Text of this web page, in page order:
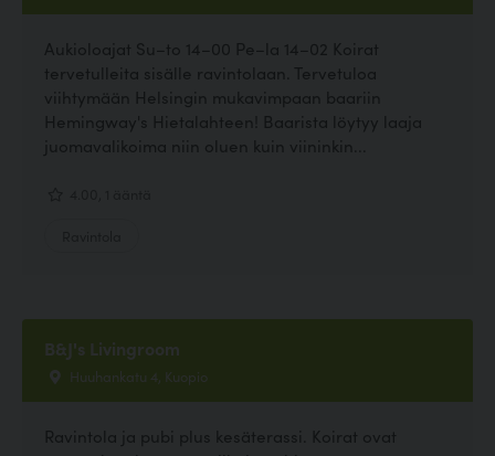
Aukioloajat Su–to 14–00 Pe–la 14–02 Koirat
tervetulleita sisälle ravintolaan. Tervetuloa
viihtymään Helsingin mukavimpaan baariin
Hemingway's Hietalahteen! Baarista löytyy laaja
juomavalikoima niin oluen kuin viininkin...
B&J's Livingroom
Huuhankatu 4, Kuopio
Ravintola ja pubi plus kesäterassi. Koirat ovat